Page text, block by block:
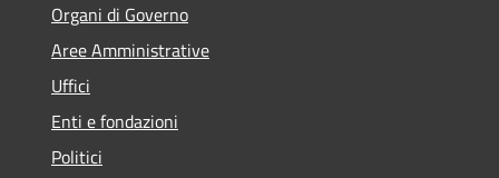
Organi di Governo
Aree Amministrative
Uffici
Enti e fondazioni
Politici